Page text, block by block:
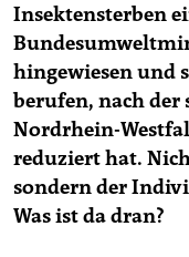
Insektensterben
hingewiesen und
berufen, nach
Nordrhein-
reduziert hat.
sondern der
Was ist da dran?